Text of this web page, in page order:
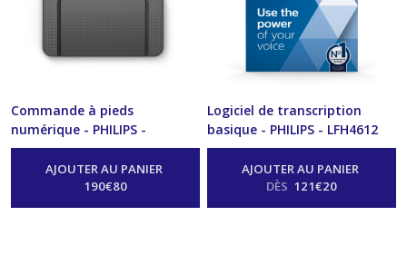
Commande à pieds
numérique - PHILIPS -
ACC2330-Transcription
AJOUTER AU PANIER
190€80
Logiciel de transcription
basique - PHILIPS - LFH4612
BASIC TRANSCRIBE 12
Transcription
AJOUTER AU PANIER
DÈS 121€20